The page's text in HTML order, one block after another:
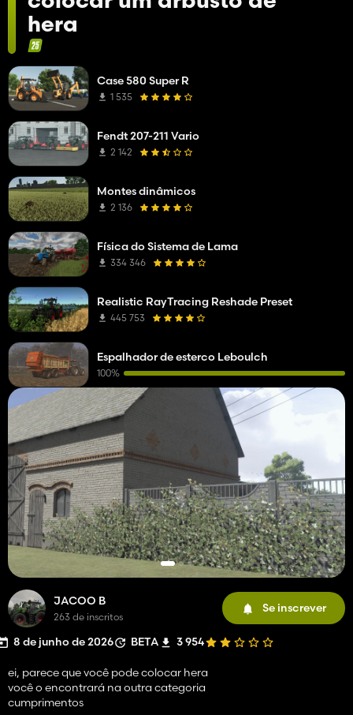
hera
JACOO B
263 de inscritos
Se inscrever
8 de junho de 2026 BETA 3 954
ei, parece que você pode colocar hera
você o encontrará na outra categoria
cumprimentos
Case 580 Super R
1 535
Fendt 207-211 Vario
2 142
Montes dinâmicos
2 136
Física do Sistema de Lama
334 346
Realistic RayTracing Reshade Preset
445 753
Espalhador de esterco Leboulch
100%